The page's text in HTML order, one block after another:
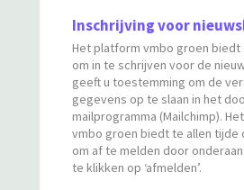
Inschrijving voor
Het platform vmbo groen biedt
om in te schrijven voor de
geeft u toestemming om de
gegevens op te slaan in het
mailprogramma (Mailchimp).
vmbo groen biedt te allen tijde
om af te melden door
te klikken op ‘afmelden’.